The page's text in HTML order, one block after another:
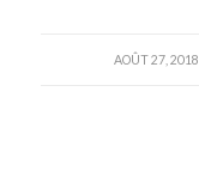
AOÛT 27, 2018
/